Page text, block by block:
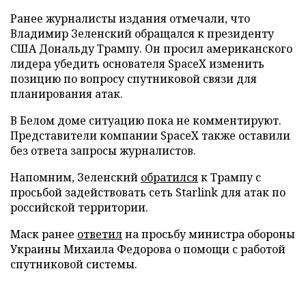
Ранее журналисты издания отмечали, что
Владимир Зеленский обращался к президенту
США Дональду Трампу. Он просил американского
лидера убедить основателя SpaceX изменить
позицию по вопросу спутниковой связи для
планирования атак.
В Белом доме ситуацию пока не комментируют.
Представители компании SpaceX также оставили
без ответа запросы журналистов.
Напомним, Зеленский обратилсяк Трампу с
просьбой задействовать сеть Starlink для атак по
российской территории.
Маск ранее ответилна просьбу министра обороны
Украины Михаила Федорова о помощи с работой
спутниковой системы.